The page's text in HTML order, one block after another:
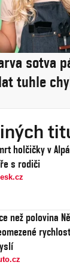
sotva
tuhle
holčičky v
s rodiči
než polovina